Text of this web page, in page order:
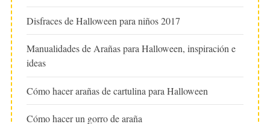
Disfraces de Halloween para niños 2017
Manualidades de Arañas para Halloween, inspiración e
ideas
Cómo hacer arañas de cartulina para Halloween
Cómo hacer un gorro de araña